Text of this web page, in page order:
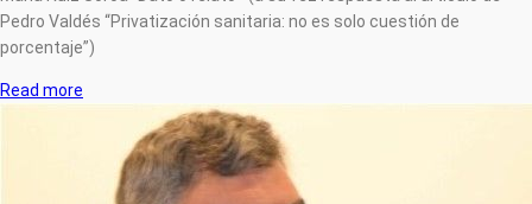
Pedro Valdés “Privatización sanitaria: no es solo cuestión de
porcentaje”)
Read more